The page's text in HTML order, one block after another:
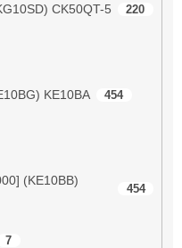
CK50QT-5 220
KE10BA 454
(KE10BB)
454
7